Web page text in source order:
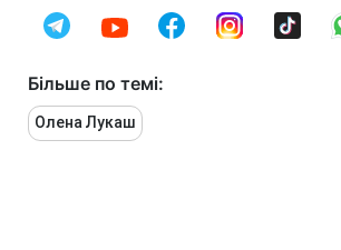
Більше по темі:
Олена Лукаш